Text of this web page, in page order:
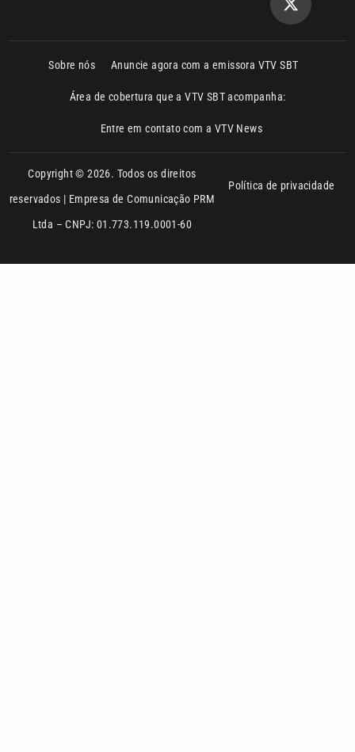
Anuncie agora com a emissora VTV SBT
Copyright © 2026. Todos os direitos